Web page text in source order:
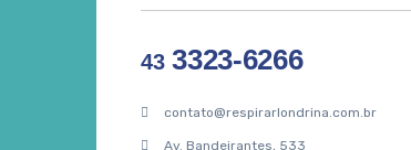
433323-6266
contato@respirarlondrina.com.br
Av. Bandeirantes, 533